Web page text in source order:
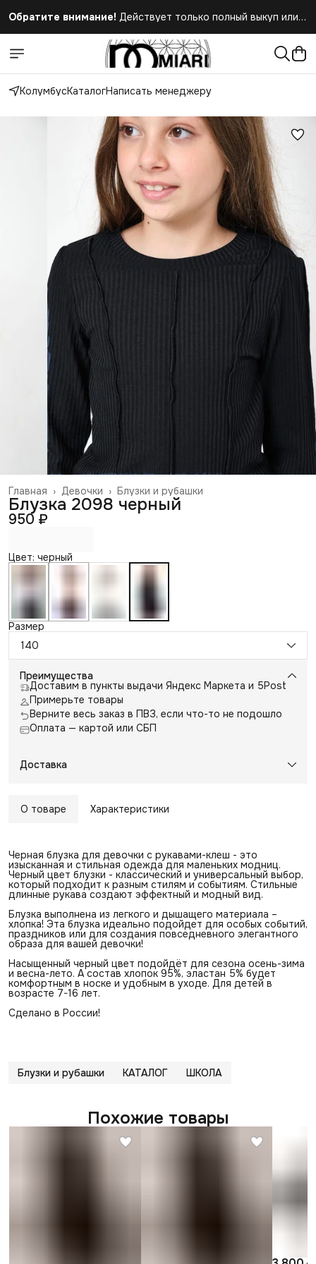
Обратите внимание! Действует только полный выкуп или
КолумбусКаталогНаписать менеджеру
Блузки и рубашки
Девочки ›
Главная ›
Блузка 2098 черный
950 ₽
Цвет: черный
Размер
140
Преимущества
Доставим в пункты выдачи Яндекс Маркета и 5Post
Примерьте товары
Верните весь заказ в ПВЗ, если что-то не подошло
Оплата — картой или СБП
Доставка
О товаре Характеристики
Черная блузка для девочки с рукавами-клеш - это
изысканная и стильная одежда для маленьких модниц.
Черный цвет блузки - классический и универсальный выбор,
который подходит к разным стилям и событиям. Стильные
длинные рукава создают эффектный и модный вид.
Блузка выполнена из легкого и дышащего материала –
хлопка! Эта блузка идеально подойдет для особых событий,
праздников или для создания повседневного элегантного
образа для вашей девочки!
Насыщенный черный цвет подойдёт для сезона осень-зима
и весна-лето. А состав хлопок 95%, эластан 5% будет
комфортным в носке и удобным в уходе. Для детей в
возрасте 7-16 лет.
Сделано в России!
Блузки и рубашки КАТАЛОГ ШКОЛА
Похожие товары